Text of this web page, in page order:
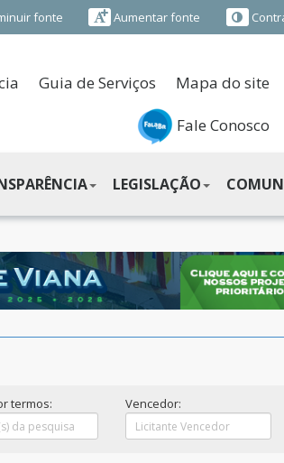
fonte Aumentar fonte
Guia de Serviços Mapa do site
Fale Conosco
LEGISLAÇÃO
termos: Vencedor: